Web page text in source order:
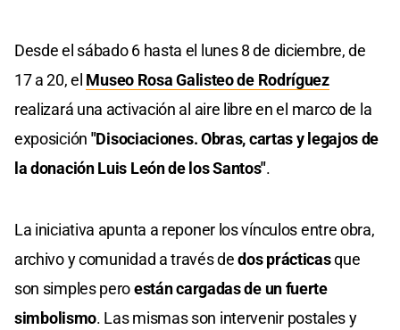
Desde el sábado 6 hasta el lunes 8 de diciembre, de
17 a 20, el Museo Rosa Galisteo de Rodríguez
realizará una activación al aire libre en el marco de la
exposición "Disociaciones. Obras, cartas y legajos de
la donación Luis León de los Santos".
La iniciativa apunta a reponer los vínculos entre obra,
archivo y comunidad a través dedos prácticasque
son simples peroestán cargadas de un fuerte
simbolismo. Las mismas son intervenir postales y